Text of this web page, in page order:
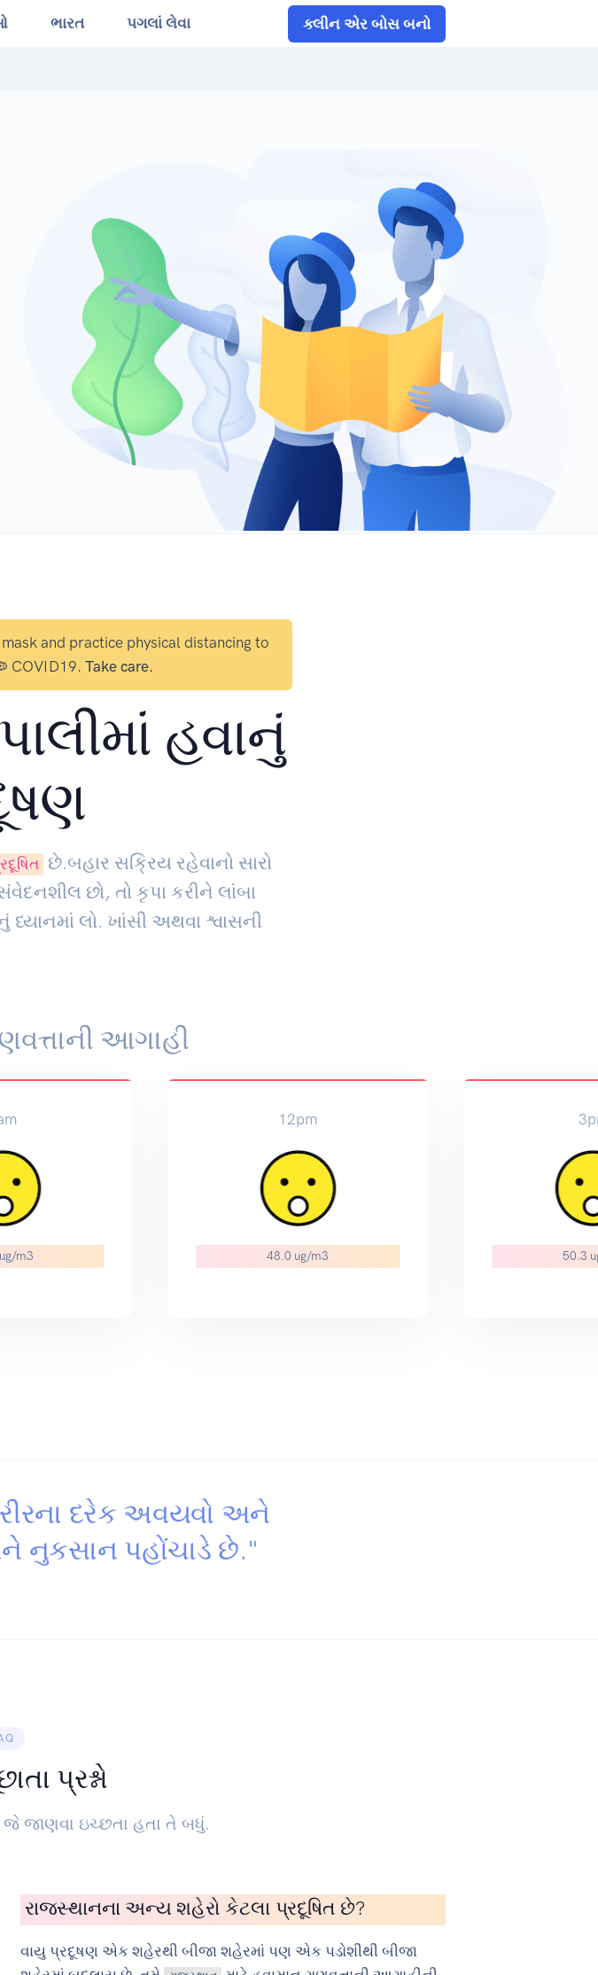
ભારત પગલાં લેવા ક્લીન એર બોસ બનો
and practice physical distancing to
COVID19. Take care.
હવાનું
છે.બહાર સક્રિય રહેવાનો સારો
છો, તો કૃપા કરીને લાંબા
લો. ખાંસી અથવા શ્વાસની
આગાહી
m3
12pm
48.0 ug/m3 50.3
દરેક અવયવો અને
નુકસાન પહોંચાડે છે."
પ્રશ્નો
જે જાણવા ઇચ્છતા હતા તે બધું.
રાજસ્થાનના અન્ય શહેરો કેટલા પ્રદૂષિત છે?
વાયુ પ્રદૂષણ એક શહેરથી બીજા શહેરમાં પણ એક પડોશીથી બીજા